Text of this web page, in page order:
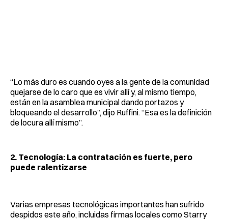
“Lo más duro es cuando oyes a la gente de la comunidad
quejarse de lo caro que es vivir allí y, al mismo tiempo,
están en la asamblea municipal dando portazos y
bloqueando el desarrollo”, dijo Ruffini. “Esa es la definición
de locura allí mismo”.
2. Tecnología: La contratación es fuerte, pero
puede ralentizarse
Varias empresas tecnológicas importantes han sufrido
despidos este año, incluidas firmas locales como Starry